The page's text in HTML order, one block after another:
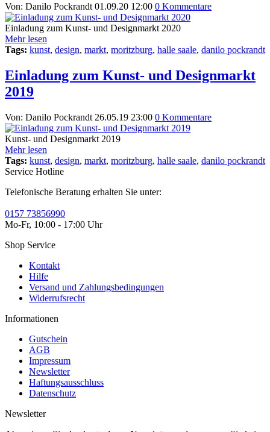
Von: Danilo Pockrandt 01.09.20 12:00 0 Kommentare
Einladung zum Kunst- und Designmarkt 2020
Mehr lesen
Tags: kunst, design, markt, moritzburg, halle saale, danilo pockrandt
Einladung zum Kunst- und Designmarkt
2019
Von: Danilo Pockrandt 26.05.19 23:00 0 Kommentare
Kunst- und Designmarkt 2019
Mehr lesen
Tags: kunst, design, markt, moritzburg, halle saale, danilo pockrandt
Service Hotline
Telefonische Beratung erhalten Sie unter:
0157 73856990
Mo-Fr, 10:00 - 17:00 Uhr
Shop Service
Kontakt
Hilfe
Versand und Zahlungsbedingungen
Widerrufsrecht
Informationen
Gutschein
AGB
Impressum
Newsletter
Haftungsausschluss
Datenschutz
Newsletter